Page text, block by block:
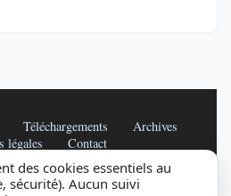
Téléchargements
Archives
légales
Contact
pour la Paix. Tous droits réservés.